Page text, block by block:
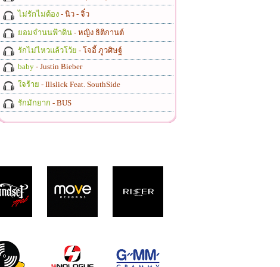
ไม่รักไม่ต้อง - นิว - จิ๋ว
ยอมจำนนฟ้าดิน - หญิง ธิติกานต์
รักไม่ไหวแล้วโว้ย - โจอี้ ภูวศิษฐ์
baby - Justin Bieber
ใจร้าย - Illslick Feat. SouthSide
รักมักยาก - BUS